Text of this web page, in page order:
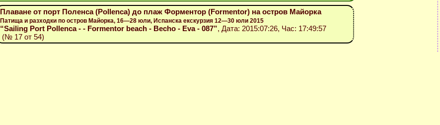
Плаване от порт Поленса (Pollenca) до плаж Форментор (Formentor) на остров Майорка
Патища и разходки по остров Майорка, 16—28 юли, Испанска екскурзия 12—30 юли 2015
“Sailing Port Pollenca - - Formentor beach - Becho - Eva - 087”, Дата: 2015:07:26, Час: 17:49:57
(№ 17 от 54)